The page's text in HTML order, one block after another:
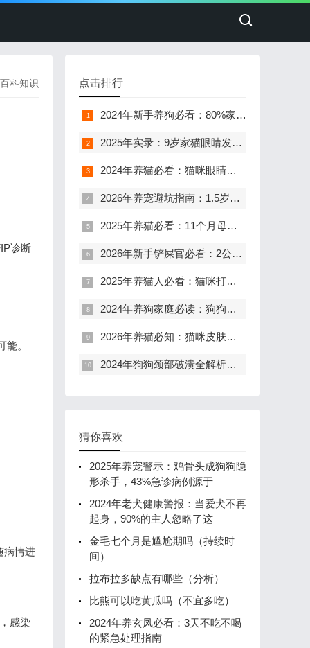
科知识
诊断
。
病情进
感染
点击排行
2024年新手养狗必看：80%家庭都遇到的狗狗呕吐咳嗽难题与科学应对指南
2025年实录：9岁家猫眼睛发炎到确诊传腹，0.35白球比背后的生死72小时
2024年养猫必看：猫咪眼睛异常的7天自救指南
2026年养宠避坑指南：1.5岁狗狗反复啃毛到秃，你的处置可能都错了
2025年养猫必看：11个月母猫发情全解析，5大高频问题一次说清
2026年新手铲屎官必看：2公斤幼猫突发不吃不喝，1.3ml救命针剂背后的真相
2025年养猫人必看：猫咪打喷嚏流鼻涕的7个关键处理步骤与5大高频疑问解答
2024年养狗家庭必读：狗狗眼睛睁不开的72小时应急处理与预防指南
2026年养猫必知：猫咪皮肤鼓包还破皮？九成家长第一步就错了！
2024年狗狗颈部破溃全解析：警惕12%的皮肤感染与55%的肿瘤风险，资深专家教你三步应对
猜你喜欢
2025年养宠警示：鸡骨头成狗狗隐
形杀手，43%急诊病例源于
2024年老犬健康警报：当爱犬不再
起身，90%的主人忽略了这
金毛七个月是尴尬期吗（持续时
间）
拉布拉多缺点有哪些（分析）
比熊可以吃黄瓜吗（不宜多吃）
2024年养玄凤必看：3天不吃不喝
的紧急处理指南